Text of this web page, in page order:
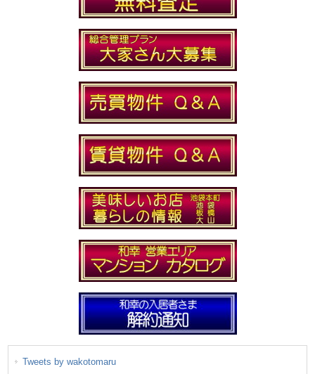
Tweets by wakotomaru